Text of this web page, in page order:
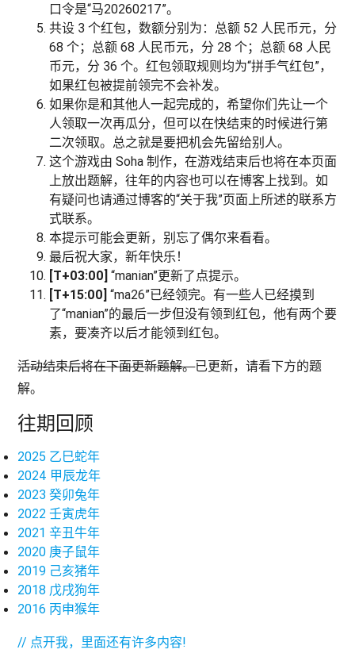
口令是“马20260217”。
共设 3 个红包，数额分别为：总额 52 人民币元，分
68 个；总额 68 人民币元，分 28 个；总额 68 人民
币元，分 36 个。红包领取规则均为“拼手气红包”，
如果红包被提前领完不会补发。
如果你是和其他人一起完成的，希望你们先让一个
人领取一次再瓜分，但可以在快结束的时候进行第
二次领取。总之就是要把机会先留给别人。
这个游戏由 Soha 制作，在游戏结束后也将在本页面
上放出题解，往年的内容也可以在博客上找到。如
有疑问也请通过博客的“关于我”页面上所述的联系方
式联系。
本提示可能会更新，别忘了偶尔来看看。
最后祝大家，新年快乐！
[T+03:00] “manian”更新了点提示。
[T+15:00] “ma26”已经领完。有一些人已经摸到
了“manian”的最后一步但没有领到红包，他有两个要
素，要凑齐以后才能领到红包。
活动结束后将在下面更新题解。已更新，请看下方的题
解。
往期回顾
2025 乙巳蛇年
2024 甲辰龙年
2023 癸卯兔年
2022 壬寅虎年
2021 辛丑牛年
2020 庚子鼠年
2019 己亥猪年
2018 戊戌狗年
2016 丙申猴年
// 点开我，里面还有许多内容!